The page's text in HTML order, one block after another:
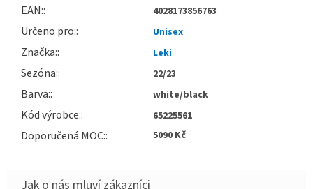
EAN: 4028173856763
Určeno pro: Unisex
Značka: Leki
Sezóna: 22/23
Barva: white/black
Kód výrobce: 65225561
Doporučená MOC: 5090 Kč